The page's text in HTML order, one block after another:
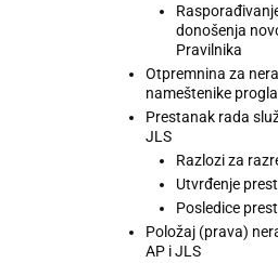
donošenja
Pravilnika
Otpremnina za
nameštenike
Prestanak rada
JLS
Razlozi za
Utvrđenje
Posledice
Položaj (prava)
AP i JLS